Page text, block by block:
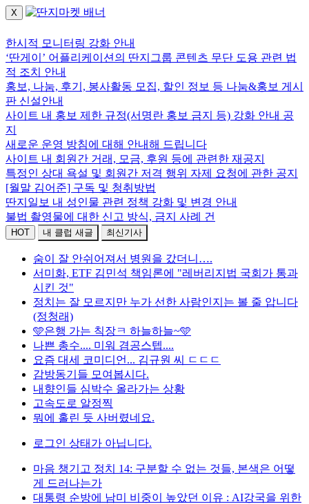
X
한시적 모니터링 강화 안내
‘딴게이’ 어플리케이션의 딴지그룹 콘텐츠 무단 도용 관련 법
적 조치 안내
홍보, 나눔, 후기, 봉사활동 모집, 할인 정보 등 나눔&홍보 게시
판 신설안내
사이트 내 홍보 제한 규정(서명란 홍보 금지 등) 강화 안내 공
지
새로운 운영 방침에 대해 안내해 드립니다
사이트 내 회원간 거래, 모금, 후원 등에 관련한 재공지
특정인 상대 욕설 및 회원간 저격 행위 자제 요청에 관한 공지
[월말 김어준] 구독 및 청취방법
딴지일보 내 성인물 관련 정책 강화 및 변경 안내
불법 촬영물에 대한 신고 방식, 금지 사례 건
HOT 내 클럽 새글 최신기사
숨이 잘 안쉬어져서 병원을 갔더니….
서미화, ETF 김민석 책임론에 "레버리지법 국회가 통과
시킨 것"
정치는 잘 모르지만 누가 선한 사람인지는 볼 줄 압니다
(정청래)
🩵은행 가는 칙장ㅋ 하늘하늘~🩵
나쁜 총수.... 미워 겸공스텝....
요즘 대세 코미디언... 김규원 씨 ㄷㄷㄷ
감방동기들 모여봅시다.
내향인들 심박수 올라가는 상황
고속도로 알정찍
뭐에 홀린 듯 사버렸네요.
로그인 상태가 아닙니다.
마음 챙기고 정치 14: 구분할 수 없는 것들, 본색은 어떻
게 드러나는가
대통령 순방에 남미 비중이 높았던 이유 : AI강국을 위한